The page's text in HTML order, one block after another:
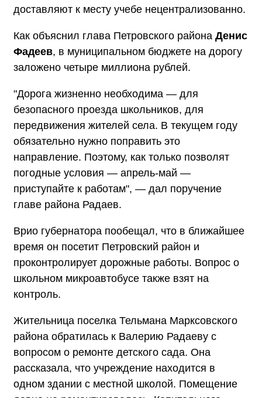
доставляют к месту учебе нецентрализованно.
Как объяснил глава Петровского района Денис
Фадеев, в муниципальном бюджете на дорогу
заложено четыре миллиона рублей.
"Дорога жизненно необходима — для
безопасного проезда школьников, для
передвижения жителей села. В текущем году
обязательно нужно поправить это
направление. Поэтому, как только позволят
погодные условия — апрель-май —
приступайте к работам", — дал поручение
главе района Радаев.
Врио губернатора пообещал, что в ближайшее
время он посетит Петровский район и
проконтролирует дорожные работы. Вопрос о
школьном микроавтобусе также взят на
контроль.
Жительница поселка Тельмана Марксовского
района обратилась к Валерию Радаеву с
вопросом о ремонте детского сада. Она
рассказала, что учреждение находится в
одном здании с местной школой. Помещение